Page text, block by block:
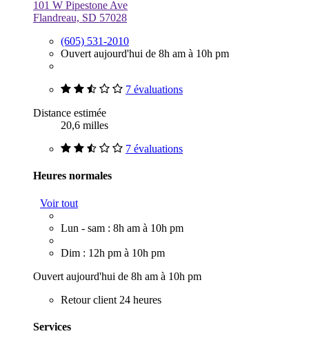
101 W Pipestone Ave
Flandreau, SD 57028
(605) 531-2010
Ouvert aujourd'hui de 8h am à 10h pm
7 évaluations
Distance estimée
20,6 milles
7 évaluations
Heures normales
Voir tout
Lun - sam : 8h am à 10h pm
Dim : 12h pm à 10h pm
Ouvert aujourd'hui de 8h am à 10h pm
Retour client 24 heures
Services